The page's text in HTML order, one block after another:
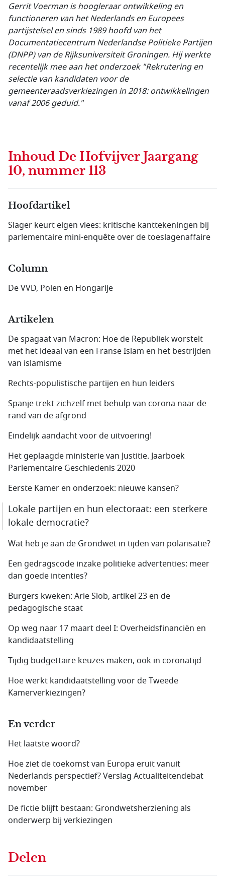
Gerrit Voerman is hoogleraar ontwikkeling en
functioneren van het Nederlands en Europees
partijstelsel en sinds 1989 hoofd van het
Documentatiecentrum Nederlandse Politieke Partijen
(DNPP) van de Rijksuniversiteit Groningen. Hij werkte
recentelijk mee aan het onderzoek "Rekrutering en
selectie van kandidaten voor de
gemeenteraadsverkiezingen in 2018: ontwikkelingen
vanaf 2006 geduid."
Inhoud De Hofvijver Jaargang
10, nummer 113
Hoofdartikel
Slager keurt eigen vlees: kritische kanttekeningen bij
parlementaire mini-enquête over de toeslagenaffaire
Column
De VVD, Polen en Hongarije
Artikelen
De spagaat van Macron: Hoe de Republiek worstelt
met het ideaal van een Franse Islam en het bestrijden
van islamisme
Rechts-populistische partijen en hun leiders
Spanje trekt zichzelf met behulp van corona naar de
rand van de afgrond
Eindelijk aandacht voor de uitvoering!
Het geplaagde ministerie van Justitie. Jaarboek
Parlementaire Geschiedenis 2020
Eerste Kamer en onderzoek: nieuwe kansen?
Lokale partijen en hun electoraat: een sterkere
lokale democratie?
Wat heb je aan de Grondwet in tijden van polarisatie?
Een gedragscode inzake politieke advertenties: meer
dan goede intenties?
Burgers kweken: Arie Slob, artikel 23 en de
pedagogische staat
Op weg naar 17 maart deel I: Overheidsfinanciën en
kandidaatstelling
Tijdig budgettaire keuzes maken, ook in coronatijd
Hoe werkt kandidaatstelling voor de Tweede
Kamerverkiezingen?
En verder
Het laatste woord?
Hoe ziet de toekomst van Europa eruit vanuit
Nederlands perspectief? Verslag Actualiteitendebat
november
De fictie blijft bestaan: Grondwetsherziening als
onderwerp bij verkiezingen
Delen